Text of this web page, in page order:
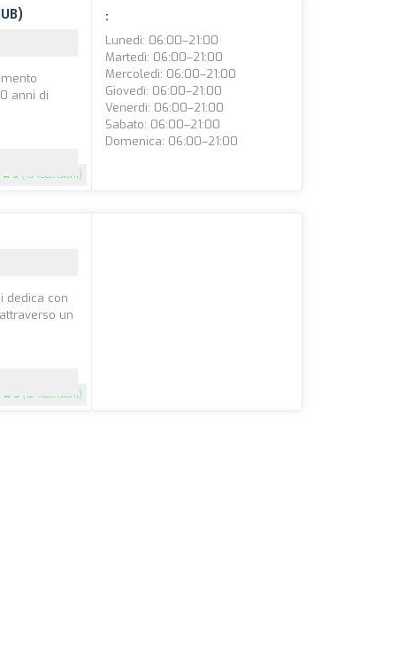
5 (16 recensioni)
anni di
:
Lunedì: 06:00–21:00
Martedì: 06:00–21:00
Mercoledì: 06:00–21:00
Giovedì: 06:00–21:00
Venerdì: 06:00–21:00
Sabato: 06:00–21:00
Domenica: 06:00–21:00
5 (12 recensioni)
dedica con
un